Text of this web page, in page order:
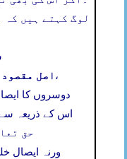
لوگ کہتے ہیں
اصل ،
دوسروں کا
اس کے ذریعہ
حق
ورنہ ایصال